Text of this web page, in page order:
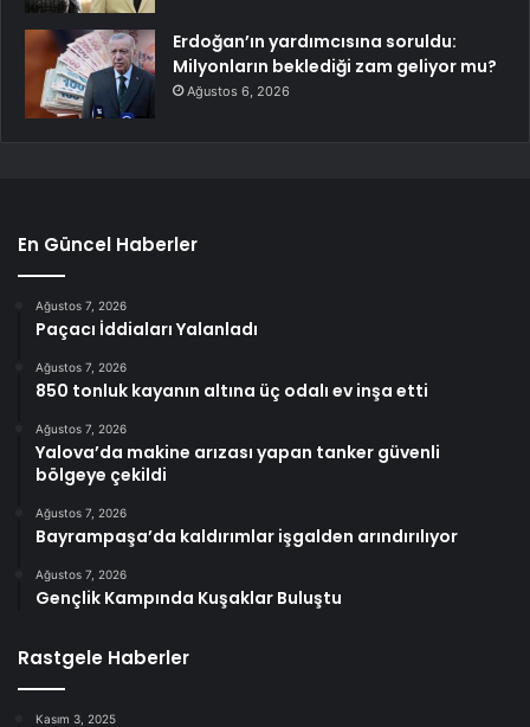
Erdoğan’ın yardımcısına soruldu:
Milyonların beklediği zam geliyor mu?
Ağustos 6, 2026
En Güncel Haberler
Ağustos 7, 2026
Paçacı İddiaları Yalanladı
Ağustos 7, 2026
850 tonluk kayanın altına üç odalı ev inşa etti
Ağustos 7, 2026
Yalova’da makine arızası yapan tanker güvenli
bölgeye çekildi
Ağustos 7, 2026
Bayrampaşa’da kaldırımlar işgalden arındırılıyor
Ağustos 7, 2026
Gençlik Kampında Kuşaklar Buluştu
Rastgele Haberler
Kasım 3, 2025